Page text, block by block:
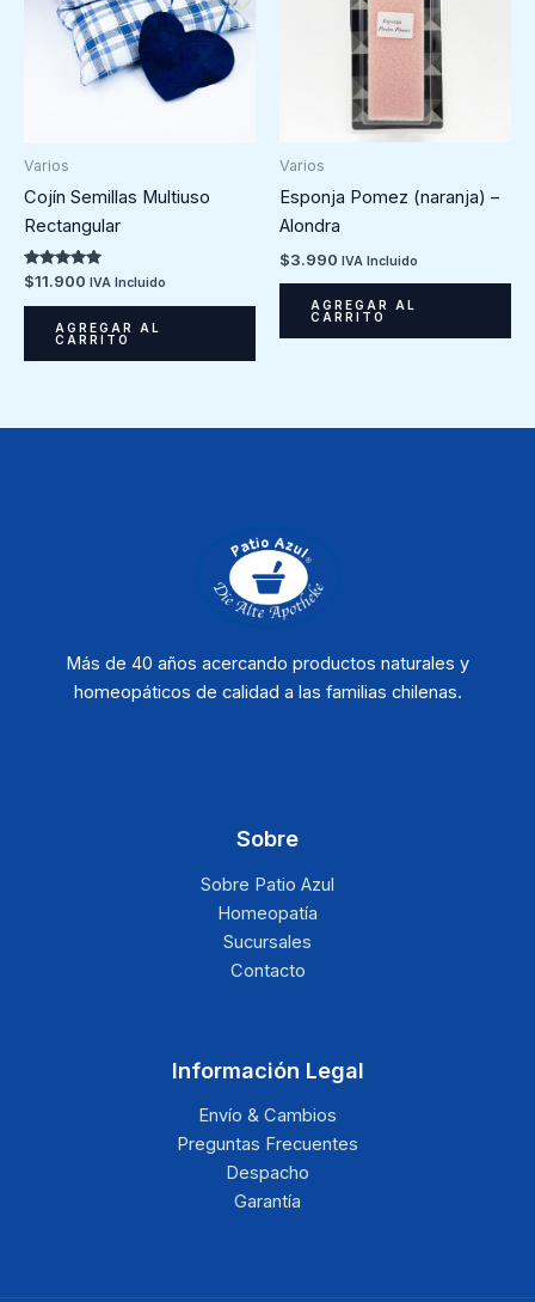
Varios
Cojín Semillas Multiuso
Rectangular
Valorado en
5.00
de 5
$11.900 IVA Incluido
AGREGAR AL
CARRITO
Varios
Esponja Pomez (naranja) –
Alondra
$3.990 IVA Incluido
AGREGAR AL
CARRITO
Más de 40 años acercando productos naturales y
homeopáticos de calidad a las familias chilenas.
Sobre
Sobre Patio Azul
Homeopatía
Sucursales
Contacto
Información Legal
Envío & Cambios
Preguntas Frecuentes
Despacho
Garantía